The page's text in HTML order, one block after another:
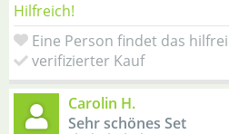
Hilfreich!
Eine Person findet das
verifizierter Kauf
Carolin H.
Sehr schönes Set